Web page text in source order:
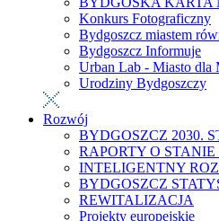
Konkurs Fotograficzny
Bydgoszcz miastem
Bydgoszcz Informuje
Urban Lab - Miasto dla
Urodziny Bydgoszczy
Rozwój
BYDGOSZCZ 2030.
RAPORTY O
INTELIGENTNY
BYDGOSZCZ
REWITALIZACJA
Projekty europejskie